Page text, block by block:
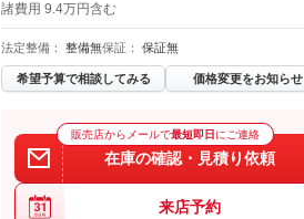
諸費用 9.4万円含む
法定整備： 整備無保証： 保証無
希望予算で相談してみる 価格変更をお知らせ
販売店からメールで最短即日 にご連絡
在庫の確認・見積り依頼
来店予約